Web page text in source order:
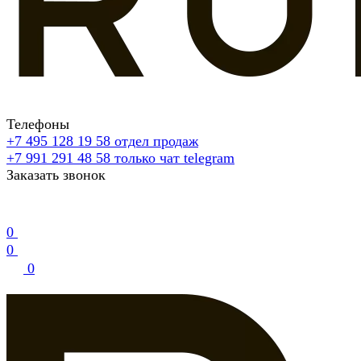
Телефоны
+7 495 128 19 58 отдел продаж
+7 991 291 48 58 только чат telegram
Заказать звонок
0
0
0